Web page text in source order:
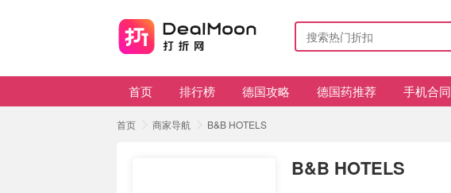
首页 排行榜 德国攻略 德国药推荐 手机合同
首页 商家导航 B&B HOTELS
B&B HOTELS